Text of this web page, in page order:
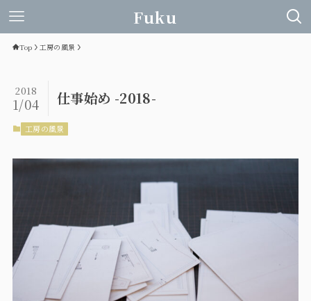
Fuku
Top 工房の風景
仕事始め -2018-
2018
1/04
工房の風景